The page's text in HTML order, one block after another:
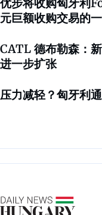
优步将收购匈牙利
元巨额收购交易的
CATL 德布勒森：
进一步扩张
压力减轻？匈牙利